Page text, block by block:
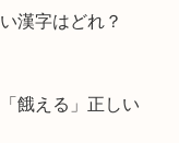
漢字はどれ？
餓える」正しい